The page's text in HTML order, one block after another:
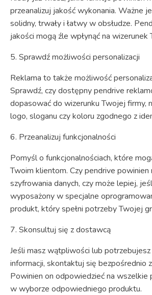
przeanalizuj jakość wykonania. Ważne
solidny, trwały i łatwy w obsłudze.
jakości mogą źle wpłynąć na wizerunek
5. Sprawdź możliwości personalizacji
Reklama to także możliwość
Sprawdź, czy dostępny pendrive
dopasować do wizerunku Twojej firmy,
logo, sloganu czy koloru zgodnego z
6. Przeanalizuj funkcjonalności
Pomyśl o funkcjonalnościach, które
Twoim klientom. Czy pendrive powinien
szyfrowania danych, czy może lepiej,
wyposażony w specjalne
produkt, który spełni potrzeby Twojej
7. Skonsultuj się z dostawcą
Jeśli masz wątpliwości lub
informacji, skontaktuj się bezpośrednio
Powinien on odpowiedzieć na wszelkie
w wyborze odpowiedniego produktu.